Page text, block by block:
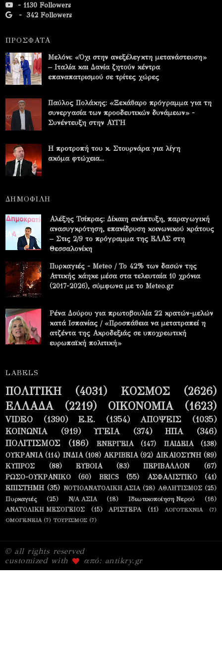
- 1130 Followers
- 342 Followers
ΠΡΟΣΦΑΤΑ
Μελόνι: «Όχι στην ανεξέλεγκτη μετανάστευση»
– Ιταλία και Δανία ζητούν κέντρα
επαναπατρισμού σε τρίτες χώρες
Παύλος Πολάκης: «Ξεκάθαρο πρόγραμμα για τη
συνεργασία των προοδευτικών δυνάμεων» -
Συνέντευξη στην ΑΥΓΗ
Η προτροπή του κ. Στουρνάρα για λίγη
ακόμα φτώχεια...
ΔΗΜΟΦΙΛΗ
Αλέξης Τσίπρας: Δίκαιη ανάπτυξη, παραγωγική
ανασυγκρότηση, επανίδρυση κοινωνικού κράτους
– Στις 2/9 το πρόγραμμα της ΕΛΑΣ στη
Θεσσαλονίκη
Πυρκαγιές - Meteo / Το 42% των δασών της
Αττικής κάηκε μέσα στα τελευταία 10 χρόνια
(2017-2026), σύμφωνα με το Meteo.gr
Ρένα Δούρου για πρωτοβουλία 22 κρατών-μελών
κατά Ισπανίας / «Προσπάθεια να μετατραπεί η
ατζέντα της Ακροδεξιάς σε υποχρεωτική
ευρωπαϊκή πολιτική»
LABELS
ΠΟΛΙΤΙΚΗ (4031) ΚΟΣΜΟΣ
(2626)
ΕΛΛΑΔΑ
(2219) ΟΙΚΟΝΟΜΙΑ (1623)
VIDEO (1390) Ε.Ε. (1354) ΑΠΟΨΕΙΣ
(1035)
ΚΟΙΝΩΝΙΑ
(919) ΥΓΕΙΑ (374) ΗΠΑ
(346)
ΠΟΛΙΤΙΣΜΟΣ
(186) ΕΝΕΡΓΕΙΑ (147) ΠΑΙΔΕΙΑ
(138)
ΟΥΚΡΑΝΙΑ (114) ΙΝΔΙΑ (108) ΑΚΡΙΒΕΙΑ (92) ΔΙΚΑΙΟΣΥΝΗ (89)
ΚΥΠΡΟΣ
(88) ΕΥΒΟΙΑ (83) ΠΕΡΙΒΑΛΛΟΝ
(67)
ΡΩΣΟ-ΟΥΚΡΑΝΙΚΟ
(60) BRICS (55) ΑΣΦΑΛΙΣΤΙΚΟ
(41)
ΕΠΙΣΤΗΜΗ (35) ΝΟΤΙΟΑΝΑΤΟΛΙΚΗ ΑΣΙΑ (28) ΑΘΛΗΤΙΣΜΟΣ (25)
Πυρκαγιές
(25) Ν/Α ΑΣΙΑ (18) Ιδιωτικοποίηση Νερού
(16)
ΑΝΑΤΟΛΙΚΗ ΜΕΣΟΓΕΙΟΣ
(15) ΑΡΙΣΤΕΡΑ (11) ΛΟΓΟΤΕΧΝΙΑ
(7)
ΟΜΟΓΕΝΕΙΑ (7) ΤΟΥΡΙΣΜΟΣ (7)
© all rights reserved
customized with
από: antikry.gr